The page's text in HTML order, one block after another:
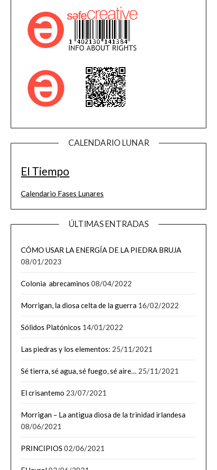
CALENDARIO LUNAR
El Tiempo
Calendario Fases Lunares
ÚLTIMAS ENTRADAS
CÓMO USAR LA ENERGÍA DE LA PIEDRA BRUJA
08/01/2023
Colonia abrecaminos 08/04/2022
Morrigan, la diosa celta de la guerra 16/02/2022
Sólidos Platónicos 14/01/2022
Las piedras y los elementos: 25/11/2021
Sé tierra, sé agua, sé fuego, sé aire… 25/11/2021
El crisantemo 23/07/2021
Morrigan – La antigua diosa de la trinidad irlandesa
08/06/2021
PRINCIPIOS 02/06/2021